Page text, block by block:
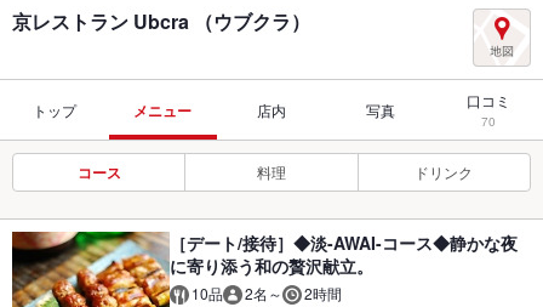
京レストラン Ubcra （ウブクラ）
トップ メニュー 店内 写真 口コミ
70
コース 料理 ドリンク
［デート/接待］◆淡-AWAI-コース◆静かな夜
に寄り添う和の贅沢献立。
10品 2名～ 2時間